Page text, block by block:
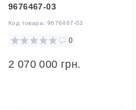
9676467-03
Код товара: 9676467-03
0
2 070 000 грн.